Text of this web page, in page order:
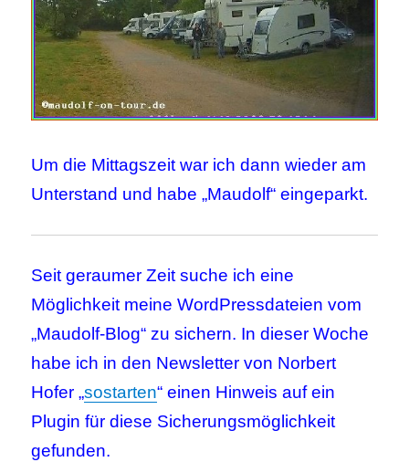
Um die Mittagszeit war ich dann wieder am
Unterstand und habe „Maudolf“ eingeparkt.
Seit geraumer Zeit suche ich eine
Möglichkeit meine WordPressdateien vom
„Maudolf-Blog“ zu sichern. In dieser Woche
habe ich in den Newsletter von Norbert
Hofer „sostarten“ einen Hinweis auf ein
Plugin für diese Sicherungsmöglichkeit
gefunden.